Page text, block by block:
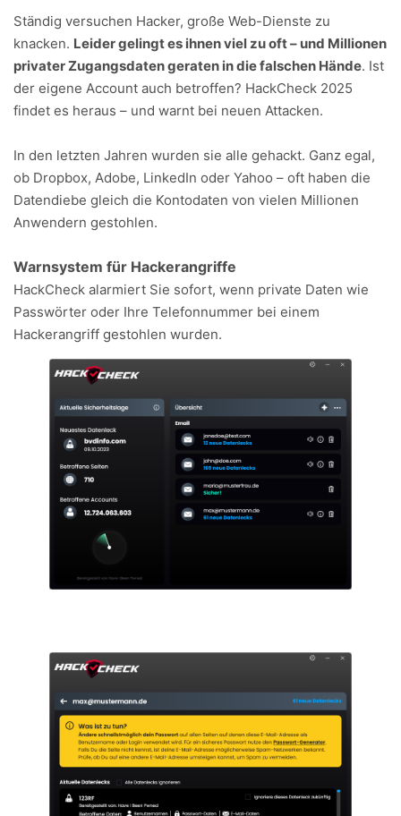
Ständig versuchen Hacker, große Web-Dienste zu
knacken. Leider gelingt es ihnen viel zu oft – und Millionen
privater Zugangsdaten geraten in die falschen Hände. Ist
der eigene Account auch betroffen? HackCheck 2025
findet es heraus – und warnt bei neuen Attacken.
In den letzten Jahren wurden sie alle gehackt. Ganz egal,
ob Dropbox, Adobe, LinkedIn oder Yahoo – oft haben die
Datendiebe gleich die Kontodaten von vielen Millionen
Anwendern gestohlen.
Warnsystem für Hackerangriffe
HackCheck alarmiert Sie sofort, wenn private Daten wie
Passwörter oder Ihre Telefonnummer bei einem
Hackerangriff gestohlen wurden.